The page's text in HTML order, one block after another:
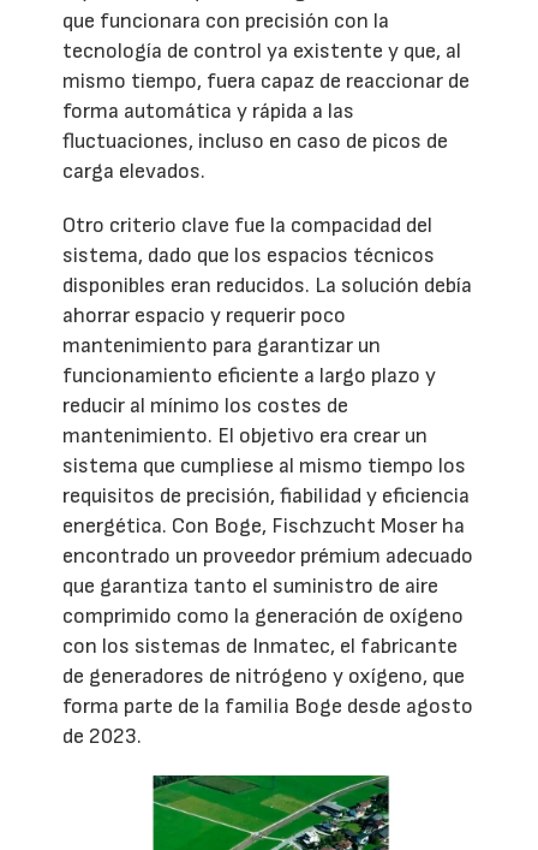
que funcionara con precisión con la
tecnología de control ya existente y que, al
mismo tiempo, fuera capaz de reaccionar de
forma automática y rápida a las
fluctuaciones, incluso en caso de picos de
carga elevados.
Otro criterio clave fue la compacidad del
sistema, dado que los espacios técnicos
disponibles eran reducidos. La solución debía
ahorrar espacio y requerir poco
mantenimiento para garantizar un
funcionamiento eficiente a largo plazo y
reducir al mínimo los costes de
mantenimiento. El objetivo era crear un
sistema que cumpliese al mismo tiempo los
requisitos de precisión, fiabilidad y eficiencia
energética. Con Boge, Fischzucht Moser ha
encontrado un proveedor prémium adecuado
que garantiza tanto el suministro de aire
comprimido como la generación de oxígeno
con los sistemas de Inmatec, el fabricante
de generadores de nitrógeno y oxígeno, que
forma parte de la familia Boge desde agosto
de 2023.